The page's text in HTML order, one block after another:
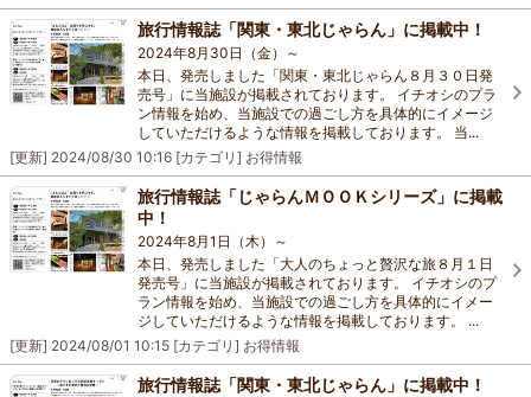
旅行情報誌「関東・東北じゃらん」に掲載中！
2024年8月30日（金）～
本日、発売しました「関東・東北じゃらん８月３０日発
売号」に当施設が掲載されております。 イチオシのプラ
ン情報を始め、当施設での過ごし方を具体的にイメージ
していただけるような情報を掲載しております。 当...
[更新] 2024/08/30 10:16 [カテゴリ] お得情報
旅行情報誌「じゃらんＭＯＯＫシリーズ」に掲載
中！
2024年8月1日（木）～
本日、発売しました「大人のちょっと贅沢な旅８月１日
発売号」に当施設が掲載されております。 イチオシのプ
ラン情報を始め、当施設での過ごし方を具体的にイメー
ジしていただけるような情報を掲載しております。 ...
[更新] 2024/08/01 10:15 [カテゴリ] お得情報
旅行情報誌「関東・東北じゃらん」に掲載中！